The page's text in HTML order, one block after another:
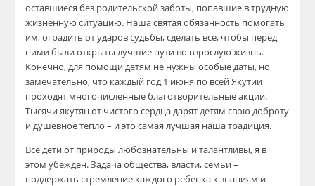
оставшиеся без родительской заботы, попавшие в трудную
жизненную ситуацию. Наша святая обязанность помогать
им, оградить от ударов судьбы, сделать все, чтобы перед
ними были открыты лучшие пути во взрослую жизнь.
Конечно, для помощи детям не нужны особые даты, но
замечательно, что каждый год 1 июня по всей Якутии
проходят многочисленные благотворительные акции.
Тысячи якутян от чистого сердца дарят детям свою доброту
и душевное тепло – и это самая лучшая наша традиция.
Все дети от природы любознательны и талантливы, я в
этом убежден. Задача общества, власти, семьи –
поддержать стремление каждого ребенка к знаниям и